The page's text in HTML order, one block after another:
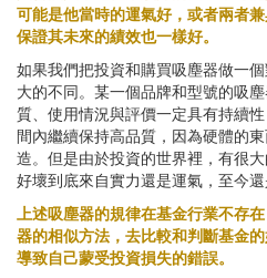
可能是他當時的運氣好，或者兩者
保證其未來的績效也一樣好。
如果我們把投資和購買吸塵器做一
大的不同。某一個品牌和型號的吸
質、使用情況與評價一定具有持續
間內繼續保持高品質，因為硬體的
造。但是由於投資的世界裡，有很
好壞到底來自實力還是運氣，至今還
上述吸塵器的規律在基金行業不存
器的相似方法，去比較和判斷基金
導致自己蒙受投資損失的錯誤。